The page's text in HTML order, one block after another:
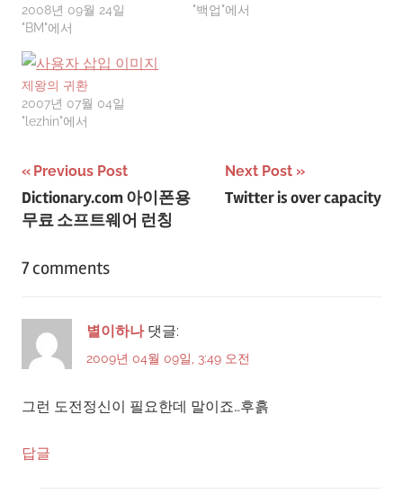
2008년 09월 24일
"BM"에서
"백업"에서
제왕의 귀환
2007년 07월 04일
"lezhin"에서
글
탐
Previous Post
Dictionary.com 아이폰용
무료 소프트웨어 런칭
Next Post
Twitter is over capacity
7 comments
별이하나 댓글:
2009년 04월 09일, 3:49 오전
그런 도전정신이 필요한데 말이죠…후흙
답글